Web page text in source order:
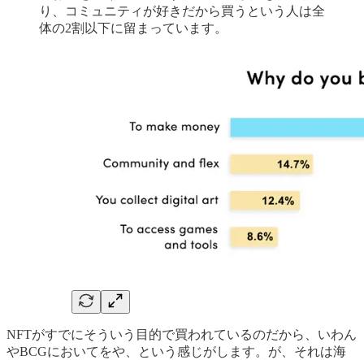
り、コミュニティが好きだから買うという人は全
体の2割以下に留まっています。
NFTがすでにそういう目的で買われているのだから、いわん
やBCGにおいてをや、という感じがします。が、それは海